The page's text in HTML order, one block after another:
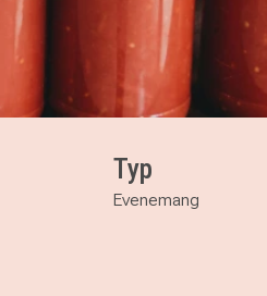
Typ
Evenemang